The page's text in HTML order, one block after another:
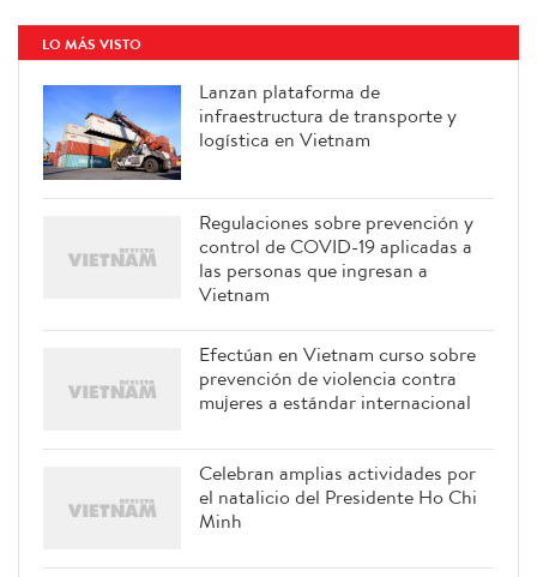
LO MÁS VISTO
Lanzan plataforma de
infraestructura de transporte y
logística en Vietnam
Regulaciones sobre prevención y
control de COVID-19 aplicadas a
las personas que ingresan a
Vietnam
Efectúan en Vietnam curso sobre
prevención de violencia contra
mujeres a estándar internacional
Celebran amplias actividades por
el natalicio del Presidente Ho Chi
Minh